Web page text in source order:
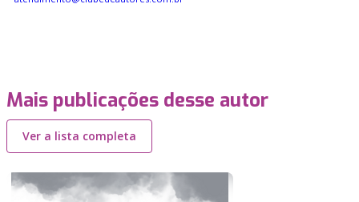
Mais publicações desse autor
Ver a lista completa